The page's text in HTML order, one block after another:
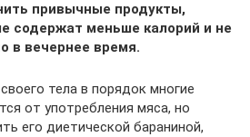
привычные продукты,
содержат меньше калорий и не
в вечернее время.
тела в порядок многие
от употребления мяса, но
его диетической бараниной,